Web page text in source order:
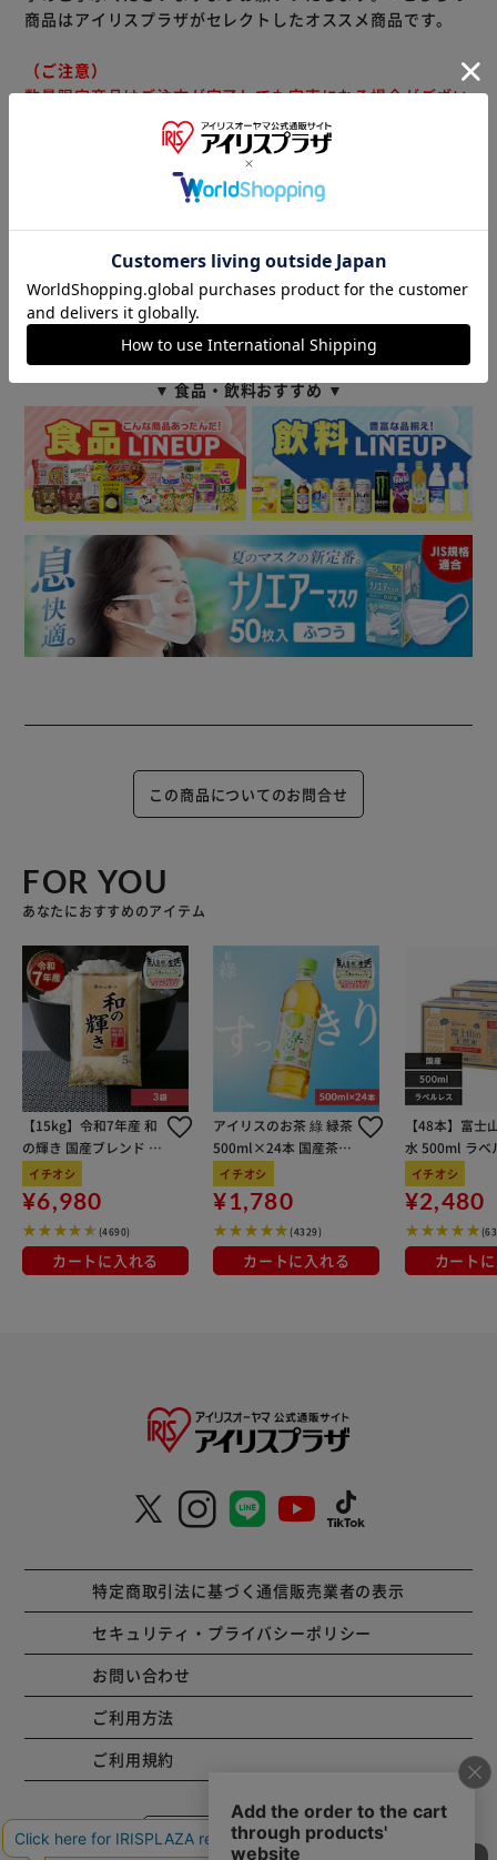
商品はアイリスプラザがセレクトしたオススメ商品です。
（ご注意）
数量限定商品はご注文が完了しても完売になる場合がござい
ます。ご注文をいただいた後にお断りさせていただく場合が
ございますのでなにとぞご了承ください。
▼ 食品・飲料おすすめ ▼
この商品についてのお問合せ
FOR YOU
あなたにおすすめのアイテム
【15kg】令和7年産 和
の輝き 国産ブレンド 5
kg×3袋
イチオシ
¥6,980
(4690)
カートに入れる
アイリスのお茶 綠 緑茶
500ml×24本 国産茶葉
100％使用
イチオシ
¥1,780
(4329)
カートに入れる
【48本】富士
水 500ml ラベ
イチオシ
¥2,480
カート
特定商取引法に基づく通信販売業者の表示
セキュリティ・プライバシーポリシー
お問い合わせ
ご利用方法
ご利用規約
コーポレートサイト